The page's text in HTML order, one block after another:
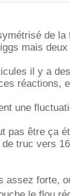
de
mais
il y a
réactions,
une
pas être ça
truc vers
forte,